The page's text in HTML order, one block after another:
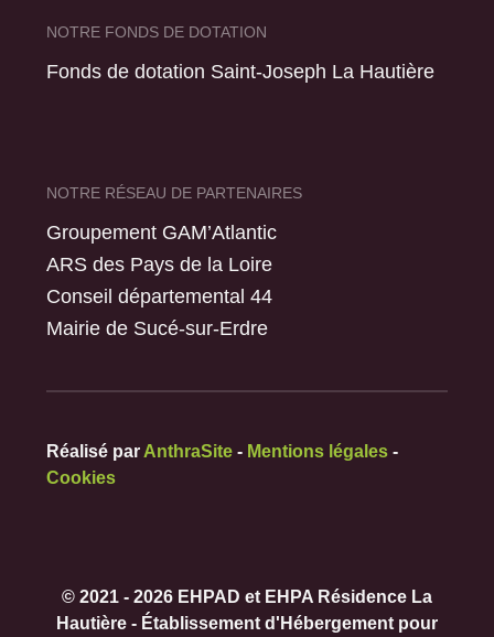
NOTRE FONDS DE DOTATION
Fonds de dotation Saint-Joseph La Hautière
NOTRE RÉSEAU DE PARTENAIRES
Groupement GAM’Atlantic
ARS des Pays de la Loire
Conseil départemental 44
Mairie de Sucé-sur-Erdre
Réalisé par AnthraSite - Mentions légales -
Cookies
© 2021 - 2026 EHPAD et EHPA Résidence La
Hautière - Établissement d'Hébergement pour